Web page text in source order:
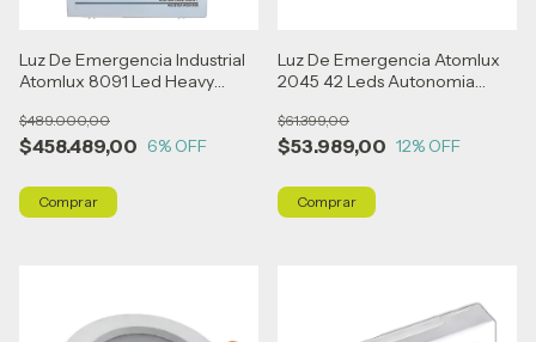
Luz De Emergencia Industrial
Atomlux 8091 Led Heavy
$458.489,00
$489.000,00
6% OFF
Luz De Emergencia Atomlux
2045 42 Leds Autonomia
$53.989,00
$61.399,00
12% OFF